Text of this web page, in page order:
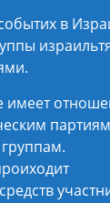
в
имеет